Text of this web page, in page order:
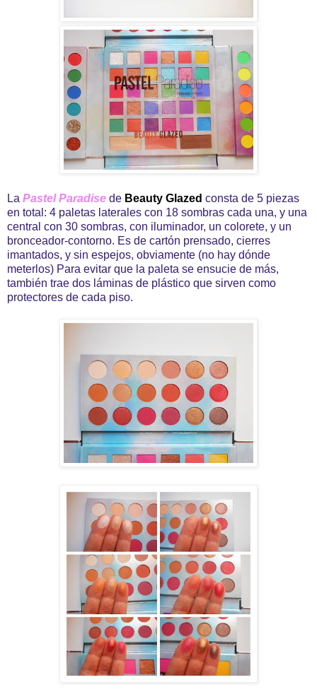
La Pastel Paradise de Beauty Glazed consta de 5 piezas
en total: 4 paletas laterales con 18 sombras cada una, y una
central con 30 sombras, con iluminador, un colorete, y un
bronceador-contorno. Es de cartón prensado, cierres
imantados, y sin espejos, obviamente (no hay dónde
meterlos) Para evitar que la paleta se ensucie de más,
también trae dos láminas de plástico que sirven como
protectores de cada piso.